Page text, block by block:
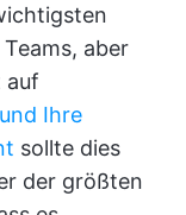
aber
auf
Ihre
sollte dies
der größten